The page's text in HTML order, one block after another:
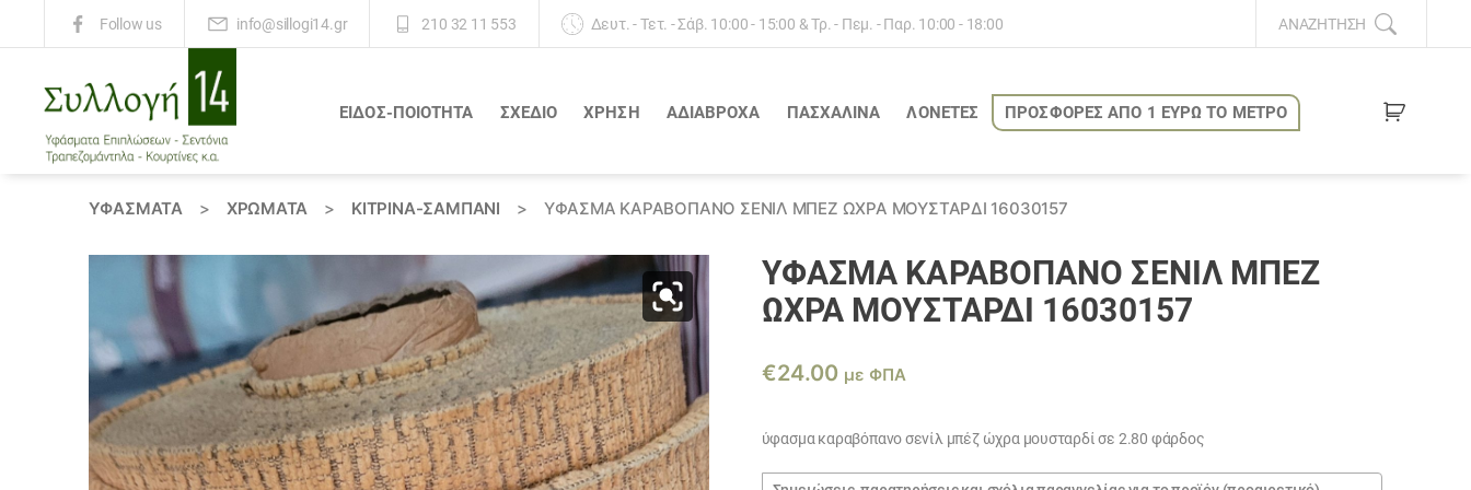
Follow us info@sillogi14.gr 210 32 11 553 Δευτ. - Τετ. - Σάβ. 10:00 - 15:00 & Τρ. - Πεμ. - Παρ. 10:00 - 18:00 ΑΝΑΖΉΤΗΣΗ
ΕΙΔΟΣ-ΠΟΙΟΤΗΤΑ ΣΧΕΔΙΟ ΧΡΗΣΗ ΑΔΙΆΒΡΟΧΑ ΠΑΣΧΑΛΙΝΑ ΛΟΝΈΤΕΣ ΠΡΟΣΦΟΡΕΣ ΑΠΟ 1 ΕΥΡΩ ΤΟ ΜΕΤΡΟ
ΥΦΆΣΜΑΤΑ > ΧΡΏΜΑΤΑ > ΚΙΤΡΙΝΑ-ΣΑΜΠΑΝΙ > ΎΦΑΣΜΑ ΚΑΡΑΒΌΠΑΝΟ ΣΕΝΊΛ ΜΠΈΖ ΏΧΡΑ ΜΟΥΣΤΑΡΔΊ 16030157
ΎΦΑΣΜΑ ΚΑΡΑΒΌΠΑΝΟ ΣΕΝΊΛ ΜΠΈΖ
ΏΧΡΑ ΜΟΥΣΤΑΡΔΊ 16030157
€24.00 με ΦΠΑ
ύφασμα καραβόπανο σενίλ μπέζ ώχρα μουσταρδί σε 2.80 φάρδος
Σημειώσεις